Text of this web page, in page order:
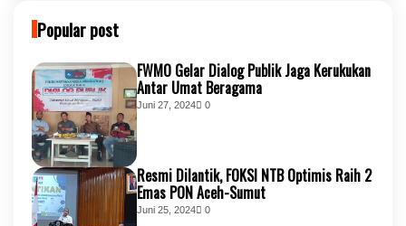
Popular post
FWMO Gelar Dialog Publik Jaga Kerukukan
Antar Umat Beragama
Juni 27, 2024 0
Resmi Dilantik, FOKSI NTB Optimis Raih 2
Emas PON Aceh-Sumut
Juni 25, 2024 0